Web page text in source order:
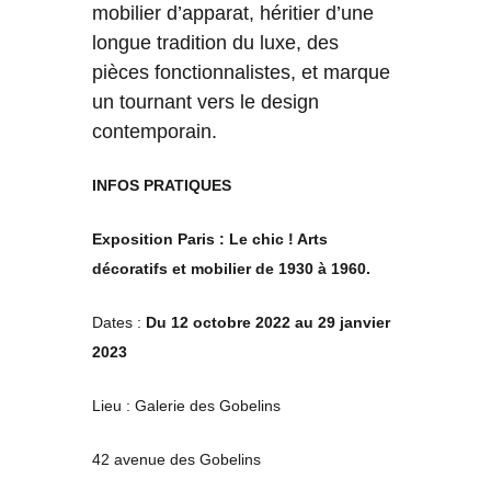
mobilier d’apparat, héritier d’une
longue tradition du luxe, des
pièces fonctionnalistes, et marque
un tournant vers le design
contemporain.
INFOS PRATIQUES
Exposition Paris : Le chic ! Arts
décoratifs et mobilier de 1930 à 1960.
Dates : Du 12 octobre 2022 au 29 janvier
2023
Lieu : Galerie des Gobelins
42 avenue des Gobelins